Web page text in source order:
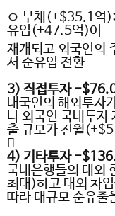
ㅇ 부채 (+$35.1 억
유입 (+47.5억)이
재개되고 외국인의
서 순유입 전환
3) 직접투자-
내국인의 해외투자
나 외국인 국내투자
출 규모가 전월

4) 기타투자-
국내은행들의 대외
최대 )하고 대외 차
따라 대규모 순유출